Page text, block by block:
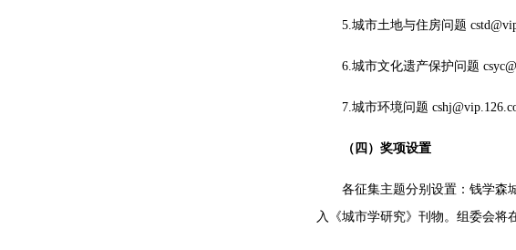
5.城市土地与住房问题
6.城市文化遗产保护问题
7.城市环境问题
（四）奖项设置
各征集主题分别设置：钱学森
入《城市学研究》刊物。组委会将